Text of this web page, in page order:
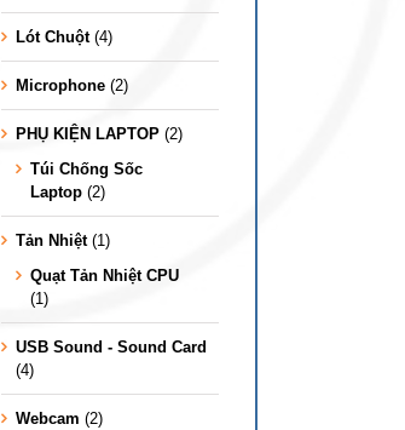
Lót Chuột (4)
Microphone (2)
PHỤ KIỆN LAPTOP (2)
Túi Chống Sốc
Laptop (2)
Tản Nhiệt (1)
Quạt Tản Nhiệt CPU
(1)
USB Sound - Sound Card
(4)
Webcam (2)